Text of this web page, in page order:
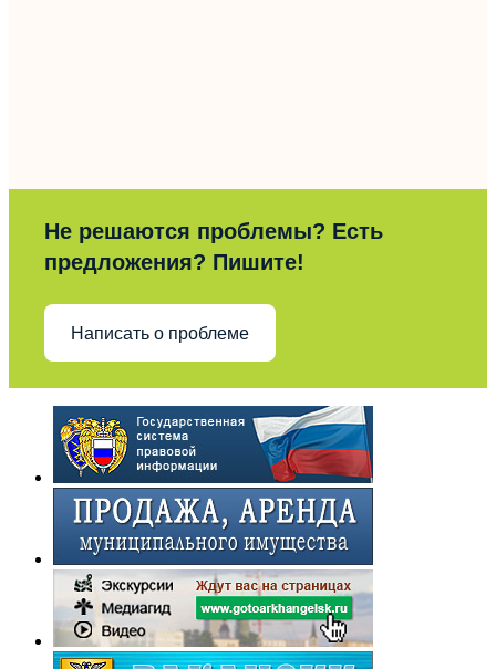
Не решаются проблемы? Есть
предложения? Пишите!
Написать о проблеме